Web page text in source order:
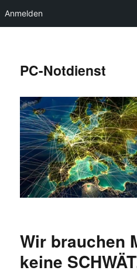
Anmelden
PC-Notdienst
Wir brauchen
keine